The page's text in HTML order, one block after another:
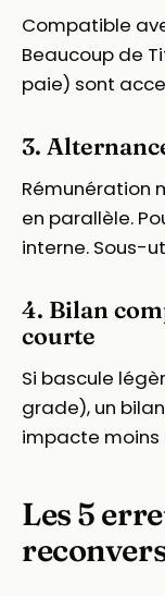
Compatible
Beaucoup de
paie) sont
3.
Rémunération
en parallèle.
interne. Sous-
4. Bilan
courte
Si bascule
grade), un
impacte moins
Les 5